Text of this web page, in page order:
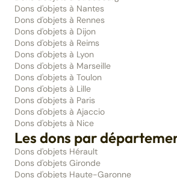
Dons d'objets à Nantes
Dons d'objets à Rennes
Dons d'objets à Dijon
Dons d'objets à Reims
Dons d'objets à Lyon
Dons d'objets à Marseille
Dons d'objets à Toulon
Dons d'objets à Lille
Dons d'objets à Paris
Dons d'objets à Ajaccio
Dons d'objets à Nice
Les dons par
Dons d'objets Hérault
Dons d'objets Gironde
Dons d'objets Haute-Garonne